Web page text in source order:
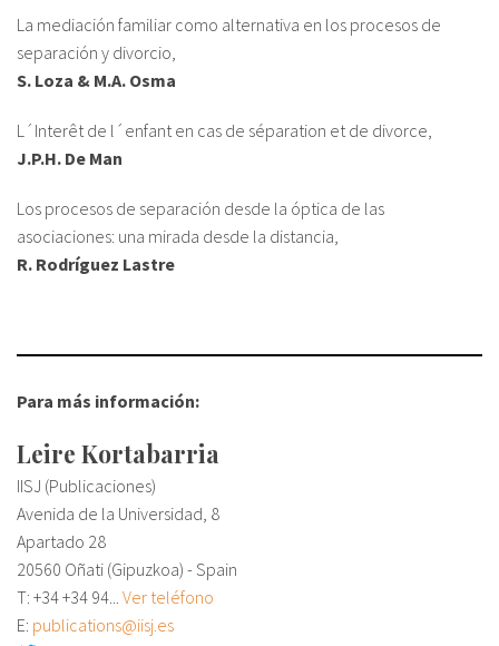
La mediación familiar como alternativa en los procesos de
separación y divorcio,
S. Loza & M.A. Osma
L´Interêt de l´enfant en cas de séparation et de divorce,
J.P.H. De Man
Los procesos de separación desde la óptica de las
asociaciones: una mirada desde la distancia,
R. Rodríguez Lastre
Para más información:
Leire Kortabarria
IISJ (Publicaciones)
Avenida de la Universidad, 8
Apartado 28
20560 Oñati (Gipuzkoa) - Spain
T: +34+34 94... Ver teléfono
E: publications@iisj.es